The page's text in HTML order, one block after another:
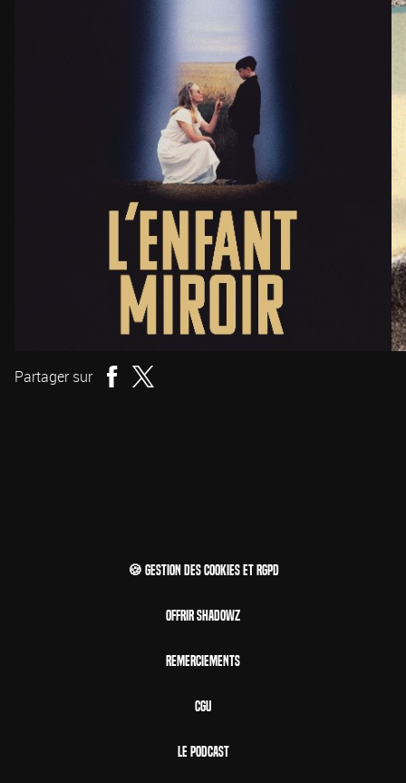
Partager sur
🍪 Gestion des cookies et RGPD
Offrir Shadowz
Remerciements
CGU
Le Podcast